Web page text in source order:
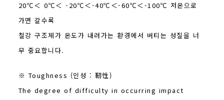
20℃＜ 0℃＜ -20℃＜-40℃＜-60℃＜-100℃ 저온으로
가면 갈수록
철강 구조체가 온도가 내려가는 환경에서 버티는 성질을 너
무 중요합니다.
※ Toughness (인성 : 靭性)
The degree of difficulty in occurring impact